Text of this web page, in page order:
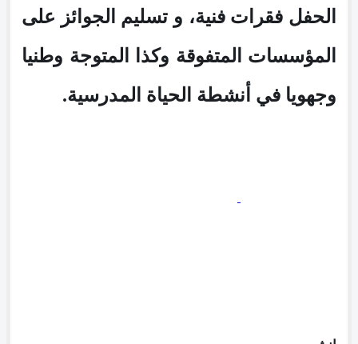
الحفل فقرات فنية، و تسليم الجوائز على
المؤسسات المتفوقة وكذا المتوجة وطنيا
وجهويا في أنشطة الحياة المدرسية.